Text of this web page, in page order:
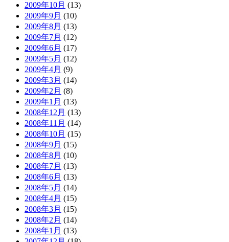
2009年10月 (13)
2009年9月 (10)
2009年8月 (13)
2009年7月 (12)
2009年6月 (17)
2009年5月 (12)
2009年4月 (9)
2009年3月 (14)
2009年2月 (8)
2009年1月 (13)
2008年12月 (13)
2008年11月 (14)
2008年10月 (15)
2008年9月 (15)
2008年8月 (10)
2008年7月 (13)
2008年6月 (13)
2008年5月 (14)
2008年4月 (15)
2008年3月 (15)
2008年2月 (14)
2008年1月 (13)